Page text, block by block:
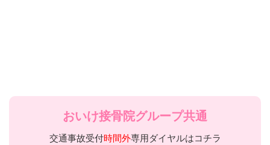
おいけ接骨院グループ共通
交通事故受付時間外専用ダイヤルはコチラ